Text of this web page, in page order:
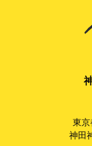
東京
神田